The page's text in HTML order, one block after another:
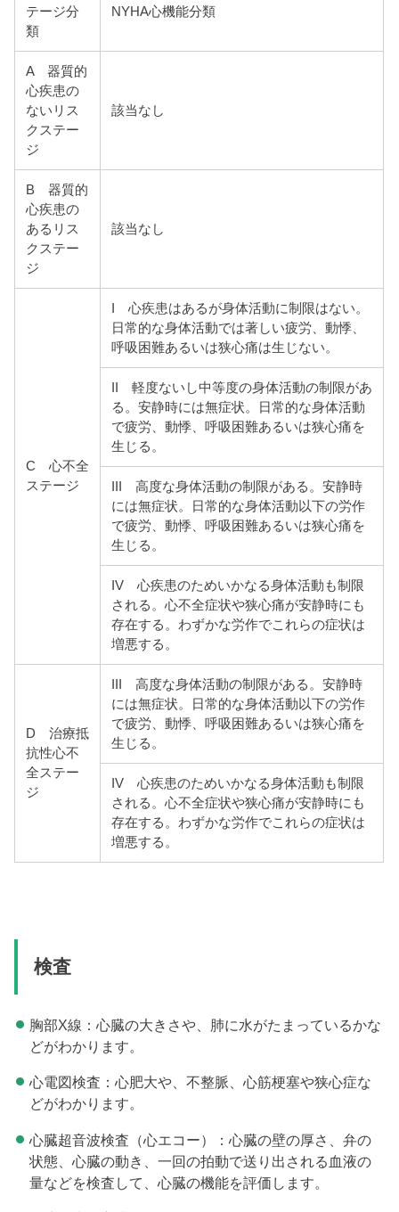
テージ分
類
NYHA心機能分類
A 器質的
心疾患の
ないリス
クステー
ジ
該当なし
B 器質的
心疾患の
あるリス
クステー
ジ
該当なし
C 心不全
ステージ
I 心疾患はあるが身体活動に制限はない。
日常的な身体活動では著しい疲労、動悸、
呼吸困難あるいは狭心痛は生じない。
II 軽度ないし中等度の身体活動の制限があ
る。安静時には無症状。日常的な身体活動
で疲労、動悸、呼吸困難あるいは狭心痛を
生じる。
III 高度な身体活動の制限がある。安静時
には無症状。日常的な身体活動以下の労作
で疲労、動悸、呼吸困難あるいは狭心痛を
生じる。
IV 心疾患のためいかなる身体活動も制限
される。心不全症状や狭心痛が安静時にも
存在する。わずかな労作でこれらの症状は
増悪する。
D 治療抵
抗性心不
全ステー
ジ
III 高度な身体活動の制限がある。安静時
には無症状。日常的な身体活動以下の労作
で疲労、動悸、呼吸困難あるいは狭心痛を
生じる。
IV 心疾患のためいかなる身体活動も制限
される。心不全症状や狭心痛が安静時にも
存在する。わずかな労作でこれらの症状は
増悪する。
検査
胸部X線：心臓の大きさや、肺に水がたまっているかな
どがわかります。
心電図検査：心肥大や、不整脈、心筋梗塞や狭心症な
どがわかります。
心臓超音波検査（心エコー）：心臓の壁の厚さ、弁の
状態、心臓の動き、一回の拍動で送り出される血液の
量などを検査して、心臓の機能を評価します。